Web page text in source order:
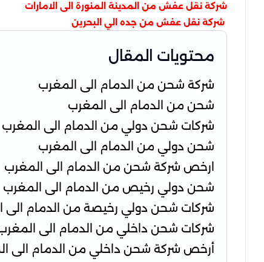
شركة نقل عفش من المدينة المنورة الى الامارات
شركة نقل عفش من جده الي البحرين
محتويات المقال
شركة شحن من الدمام الى المغرب
شحن من الدمام الى المغرب
شركات شحن دولي من الدمام الى المغرب
شحن دولي من الدمام الى المغرب
ارخص شركة شحن من الدمام الى المغرب
شحن دولي رخيص من الدمام الى المغرب
شركات شحن دولي رخيصة من الدمام الى
شركات شحن داخلي من الدمام الى
أرخص شركة شحن داخلي من الدمام الى